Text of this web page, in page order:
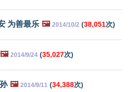
为善最乐 🖼️ 2014/10/2 (38,051次)
🖼️ 2014/9/24 (35,027次)
🖼️ 2014/9/11 (34,388次)